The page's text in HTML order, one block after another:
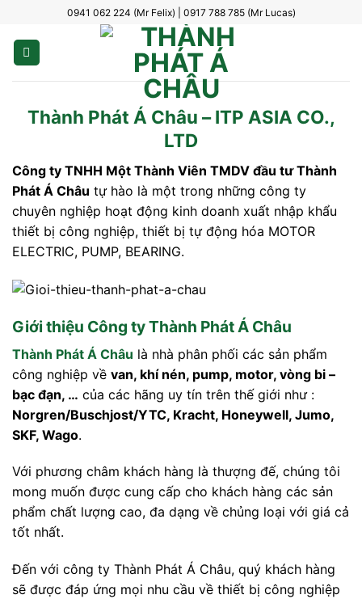
dung
0941 062 224 (Mr Felix) | 0917 788 785 (Mr Lucas)
Thành Phát Á Châu – ITP ASIA CO.,
LTD
Công ty TNHH Một Thành Viên TMDV đầu tư Thành
Phát Á Châu tự hào là một trong những công ty
chuyên nghiệp hoạt động kinh doanh xuất nhập khẩu
thiết bị công nghiệp, thiết bị tự động hóa MOTOR
ELECTRIC, PUMP, BEARING.
Giới thiệu Công ty Thành Phát Á Châu
Thành Phát Á Châu là nhà phân phối các sản phẩm
công nghiệp về van, khí nén, pump, motor, vòng bi –
bạc đạn, … của các hãng uy tín trên thế giới như :
Norgren/Buschjost/YTC, Kracht, Honeywell, Jumo,
SKF, Wago.
Với phương châm khách hàng là thượng đế, chúng tôi
mong muốn được cung cấp cho khách hàng các sản
phẩm chất lượng cao, đa dạng về chủng loại với giá cả
tốt nhất.
Đến với công ty Thành Phát Á Châu, quý khách hàng
sẽ được đáp ứng mọi nhu cầu về thiết bị công nghiệp